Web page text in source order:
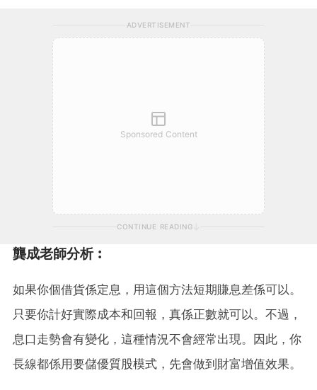
ADVERTISEMENT
Sponsored Content
CONTINUE READING
龔成老師分析︰
如果你個借貨係定息，用這個方法短期賺息差係可以。
只要你計好實際成本和回報，真係正數就可以。不過，
息口走勢會有變化，這種情況不會經常出現。因此，你
長線都係用要儲優質股模式，先會做到財富增值效果。